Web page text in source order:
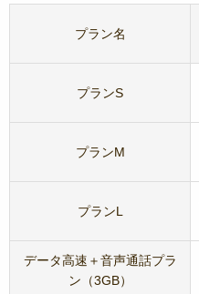
プラン名
プランS
プランM
プランL
データ高速＋音声通話プラ
ン（3GB）